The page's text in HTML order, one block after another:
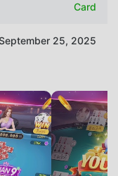
Card
25, 2025